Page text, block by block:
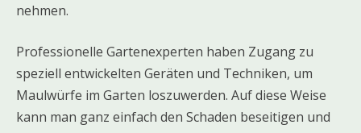
nehmen.
Professionelle Gartenexperten haben Zugang zu
speziell entwickelten Geräten und Techniken, um
Maulwürfe im Garten loszuwerden. Auf diese Weise
kann man ganz einfach den Schaden beseitigen und